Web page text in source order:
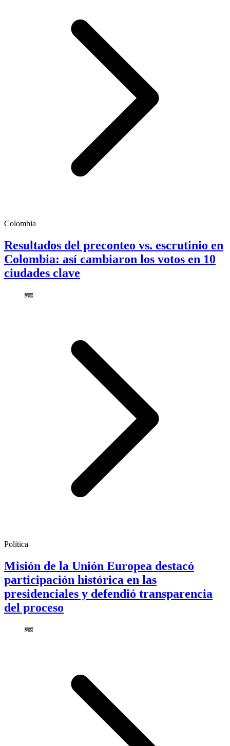
Colombia
Resultados del preconteo vs. escrutinio en
Colombia: así cambiaron los votos en 10
ciudades clave
Política
Misión de la Unión Europea destacó
participación histórica en las
presidenciales y defendió transparencia
del proceso